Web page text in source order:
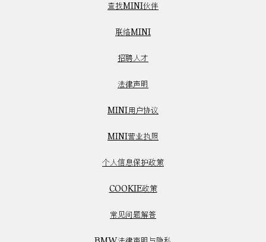
查找MINI伙伴
联络MINI
招聘人才
法律声明
MINI用户协议
MINI营业执照
个人信息保护政策
COOKIE政策
常见问题解答